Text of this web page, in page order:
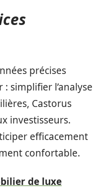
précises
simplifier l’analyse
Castorus
investisseurs.
efficacement
confortable.
de luxe